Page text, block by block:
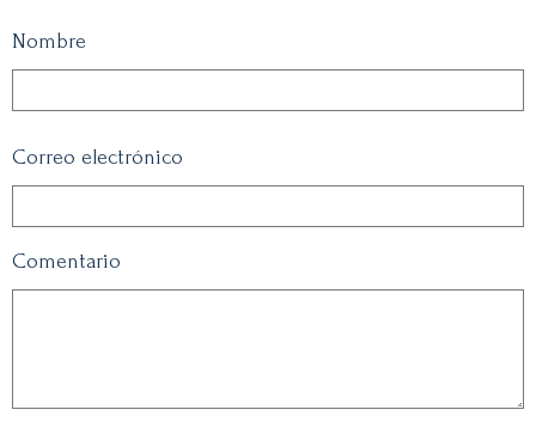
Nombre
Correo electrónico
Comentario